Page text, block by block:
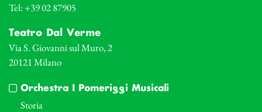
Tel: +39 02 87905
Teatro Dal Verme
Via S. Giovanni sul Muro, 2
20121 Milano
Orchestra I Pomeriggi Musicali
Storia